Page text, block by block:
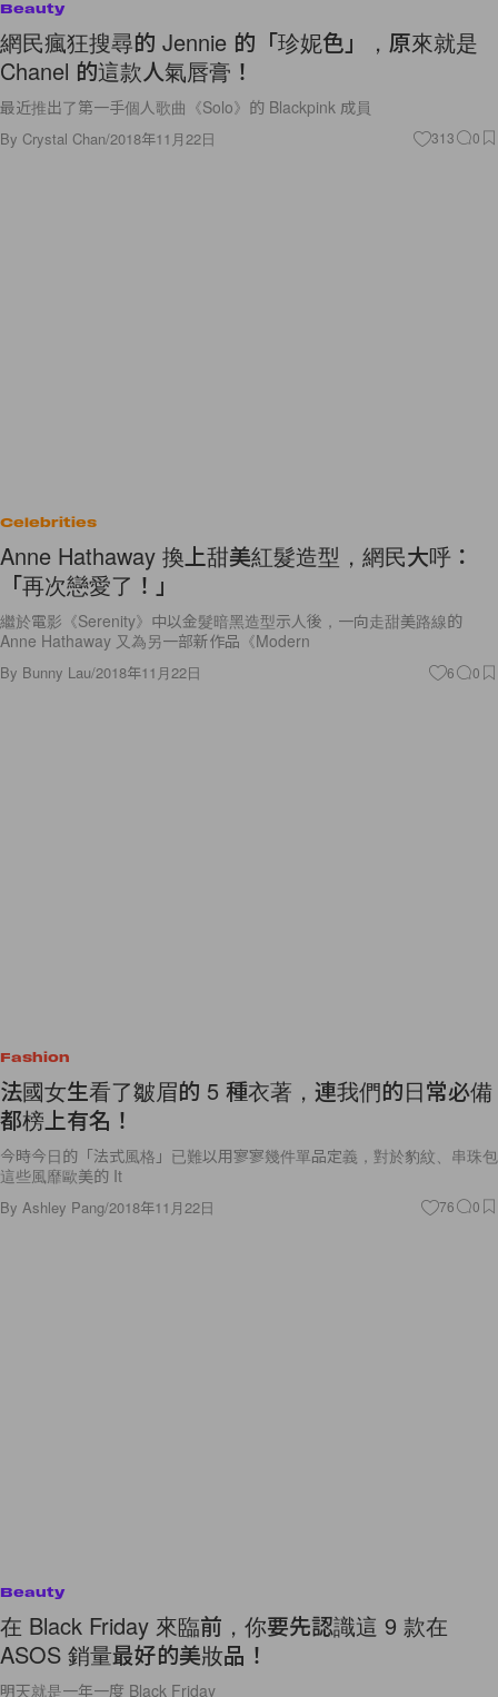
網民瘋狂搜尋的 Jennie 的「珍妮色」，原來就是
Chanel 的這款人氣唇膏！
最近推出了第一手個人歌曲《Solo》的 Blackpink 成員
ByCrystal Chan/2018年11月22日
Anne Hathaway 換上甜美紅髮造型，網民大呼：
「再次戀愛了！」
繼於電影《Serenity》中以金髮暗黑造型示人後，一向走甜美路線的
ByBunny Lau/2018年11月22日
法國女生看了皺眉的 5 種衣著，連我們的日常必備
都榜上有名！
今時今日的「法式風格」已難以用寥寥幾件單品定義，對於豹紋、串珠包
ByAshley Pang/ 2018年11月22日
在 Black Friday 來臨前，你要先認識這 9 款在
ASOS 銷量最好的美妝品！
明天就是一年一度 Black Friday
ByCrystal Chan/2018年11月22日